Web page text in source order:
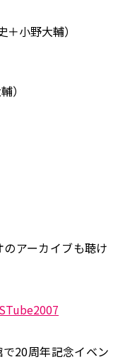
小野大輔）
）
アーカイブも聴け
20周年記念イベン